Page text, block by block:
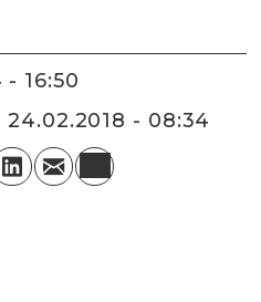
- 16:50
24.02.2018 - 08:34